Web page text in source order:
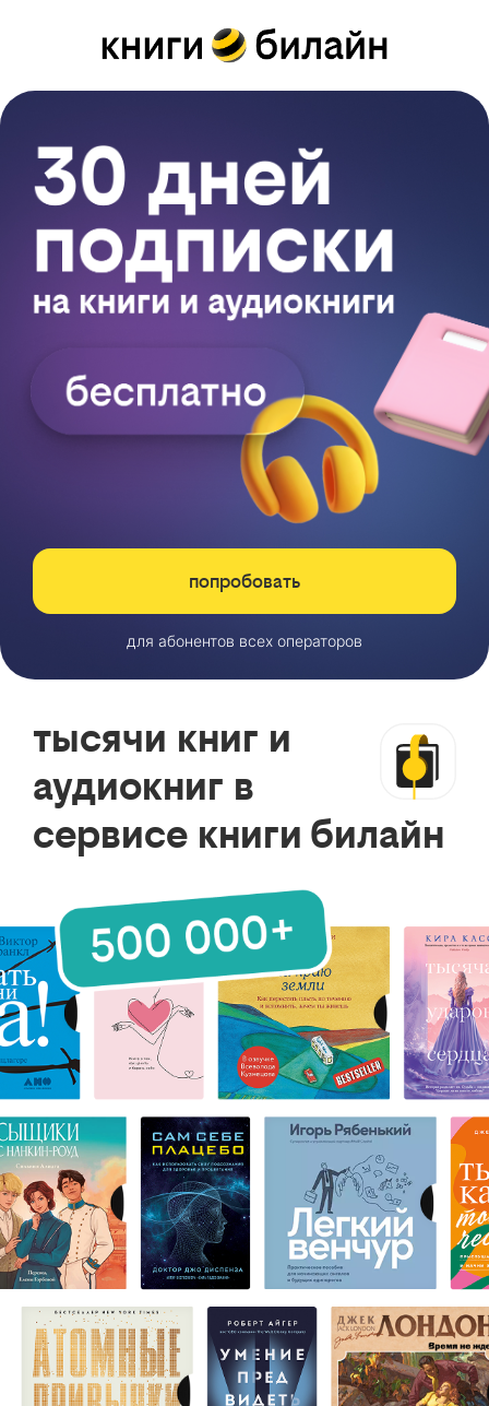
попробовать
для абонентов всех операторов
тысячи книг и
аудиокниг в
сервисе книги билайн